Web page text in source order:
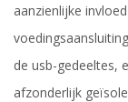
aanzienlijke
de usb-gedeeltes,
afzonderlijk